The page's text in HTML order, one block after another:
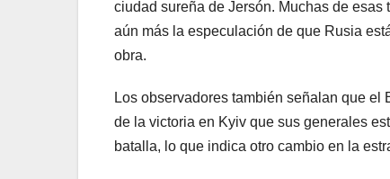
ciudad sureña de Jersón. Muchas de
aún más la especulación de que Rusia
obra.
Los observadores también señalan que
de la victoria en Kyiv que sus generales
batalla, lo que indica otro cambio en la